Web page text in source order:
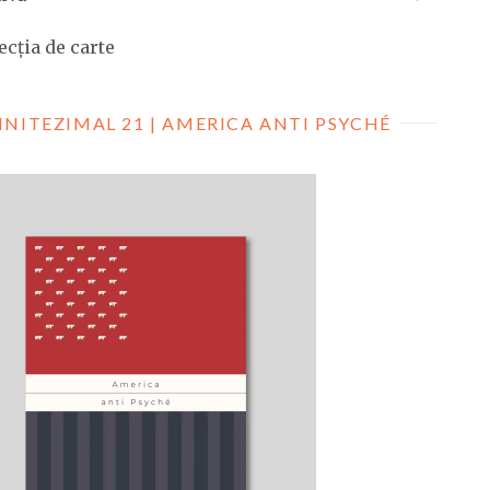
de carte
21 | AMERICA ANTI PSYCHÉ